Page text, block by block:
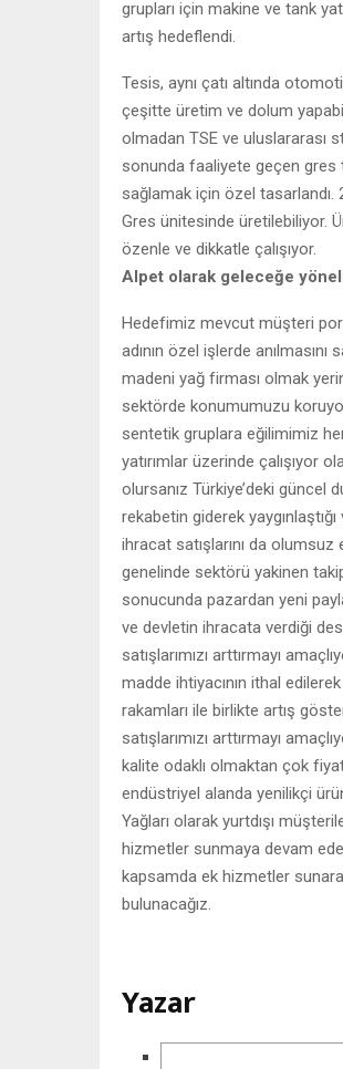
grupları için makine ve tank
artış hedeflendi.
Tesis, aynı çatı altında
çeşitte üretim ve dolum
olmadan TSE ve uluslararası
sonunda faaliyete geçen gres
sağlamak için özel tasarlandı.
Gres ünitesinde üretilebiliyor.
özenle ve dikkatle çalışıyor.
Alpet olarak geleceğe
Hedefimiz mevcut müşteri
adının özel işlerde
madeni yağ firması olmak
sektörde konumumuzu
sentetik gruplara eğilimimiz
yatırımlar üzerinde çalışıyor
olursanız Türkiye’deki güncel
rekabetin giderek
ihracat satışlarını da
genelinde sektörü yakinen
sonucunda pazardan yeni
ve devletin ihracata verdiği
satışlarımızı arttırmayı
madde ihtiyacının ithal
rakamları ile birlikte artış
satışlarımızı arttırmayı
kalite odaklı olmaktan çok
endüstriyel alanda yenilikçi
Yağları olarak yurtdışı
hizmetler sunmaya devam
kapsamda ek hizmetler
bulunacağız.
Yazar